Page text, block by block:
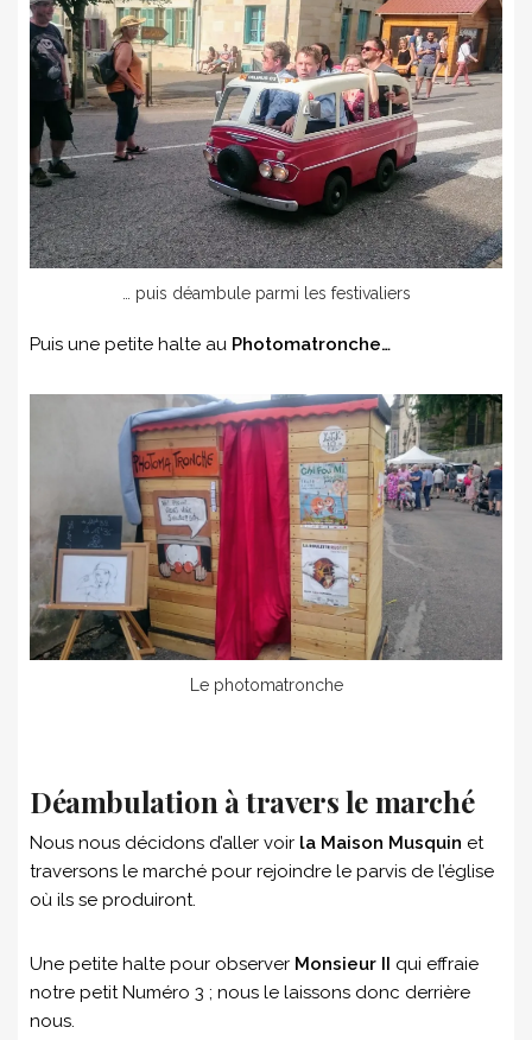
… puis déambule parmi les festivaliers
Puis une petite halte au Photomatronche…
Le photomatronche
Déambulation à travers le marché
Nous nous décidons d’aller voir la Maison Musquin et
traversons le marché pour rejoindre le parvis de l’église
où ils se produiront.
Une petite halte pour observer Monsieur II qui effraie
notre petit Numéro 3 ; nous le laissons donc derrière
nous.